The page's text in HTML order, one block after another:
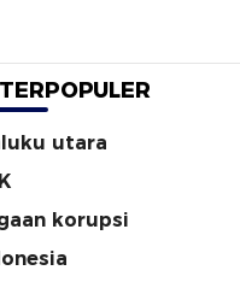
utara
korupsi